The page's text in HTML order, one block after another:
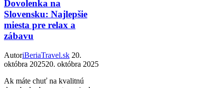
Dovolenka na
Slovensku: Najlepšie
miesta pre relax a
zábavu
AutoriBeriaTravel.sk 20.
októbra 202520. októbra 2025
Ak máte chuť na kvalitnú